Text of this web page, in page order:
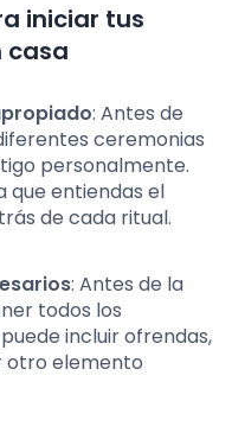
iniciar tus
casa
: Antes de
ceremonias
personalmente.
que entiendas el
de cada ritual.
: Antes de la
todos los
incluir ofrendas,
otro elemento